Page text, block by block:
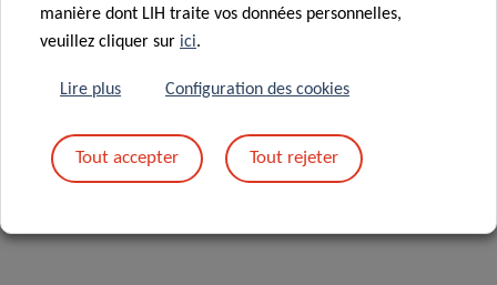
manière dont LIH traite vos données personnelles,
veuillez cliquer sur ici.
Lire plus Configuration des cookies
Tout accepter Tout rejeter